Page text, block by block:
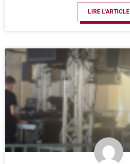
LIRE L'ARTICLE